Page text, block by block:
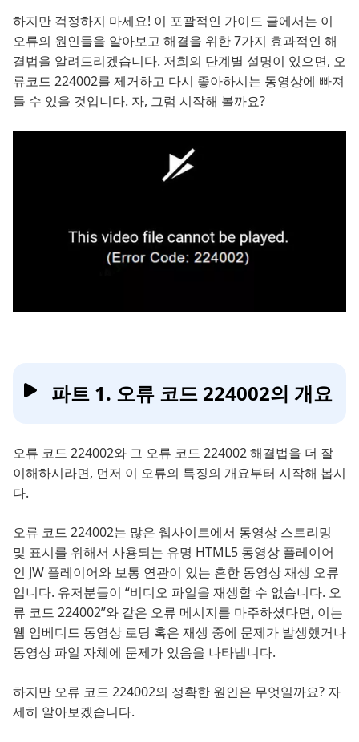
하지만 걱정하지 마세요! 이 포괄적인 가이드 글에서는 이
오류의 원인들을 알아보고 해결을 위한 7가지 효과적인 해
결법을 알려드리겠습니다. 저희의 단계별 설명이 있으면, 오
류코드 224002를 제거하고 다시 좋아하시는 동영상에 빠져
들 수 있을 것입니다. 자, 그럼 시작해 볼까요?
파트 1. 오류 코드 224002의 개요
오류 코드 224002와 그 오류 코드 224002 해결법을 더 잘
이해하시라면, 먼저 이 오류의 특징의 개요부터 시작해 봅시
다.
오류 코드 224002는 많은 웹사이트에서 동영상 스트리밍
및 표시를 위해서 사용되는 유명 HTML5 동영상 플레이어
인 JW 플레이어와 보통 연관이 있는 흔한 동영상 재생 오류
입니다. 유저분들이 “비디오 파일을 재생할 수 없습니다. 오
류 코드 224002”와 같은 오류 메시지를 마주하셨다면, 이는
웹 임베디드 동영상 로딩 혹은 재생 중에 문제가 발생했거나
동영상 파일 자체에 문제가 있음을 나타냅니다.
하지만 오류 코드 224002의 정확한 원인은 무엇일까요? 자
세히 알아보겠습니다.